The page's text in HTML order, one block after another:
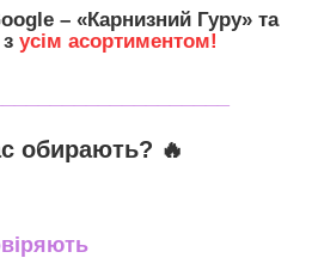
– «Карнизний Гуру» та
усім асортиментом!
обирають? 🔥